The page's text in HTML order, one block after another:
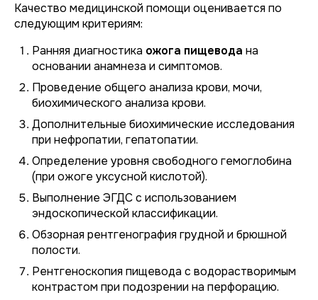
Качество медицинской помощи оценивается по
следующим критериям:
Ранняя диагностика ожога пищевода на
основании анамнеза и симптомов.
Проведение общего анализа крови, мочи,
биохимического анализа крови.
Дополнительные биохимические исследования
при нефропатии, гепатопатии.
Определение уровня свободного гемоглобина
(при ожоге уксусной кислотой).
Выполнение ЭГДС с использованием
эндоскопической классификации.
Обзорная рентгенография грудной и брюшной
полости.
Рентгеноскопия пищевода с водорастворимым
контрастом при подозрении на перфорацию.